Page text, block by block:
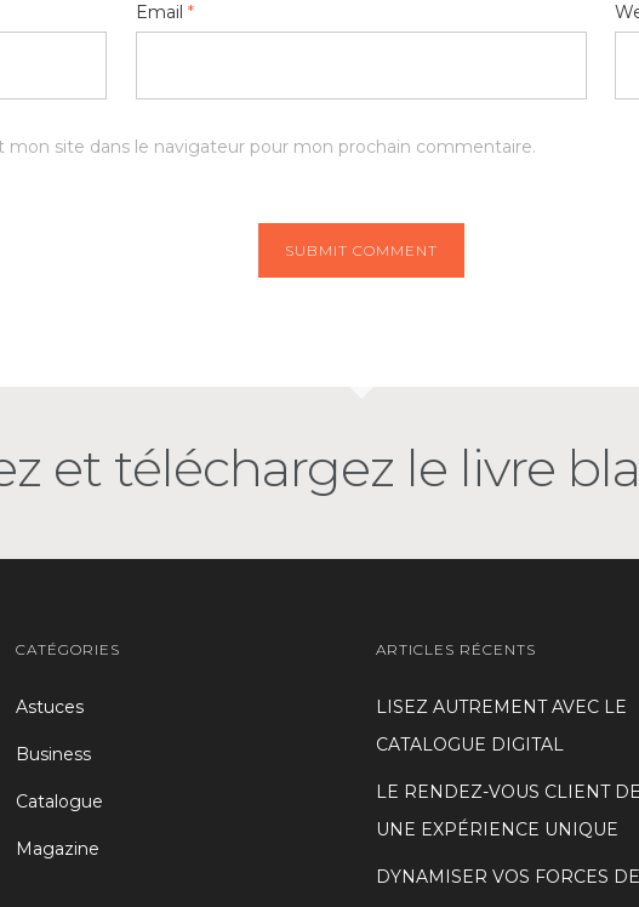
Email *
site dans le navigateur pour mon prochain commentaire.
et téléchargez le livre
CATÉGORIES
Astuces
Business
Catalogue
Magazine
ARTICLES RÉCENTS
LISEZ AUTREMENT AVEC LE
CATALOGUE DIGITAL
LE RENDEZ-VOUS CLIENT
UNE EXPÉRIENCE UNIQUE
DYNAMISER VOS FORCES DE